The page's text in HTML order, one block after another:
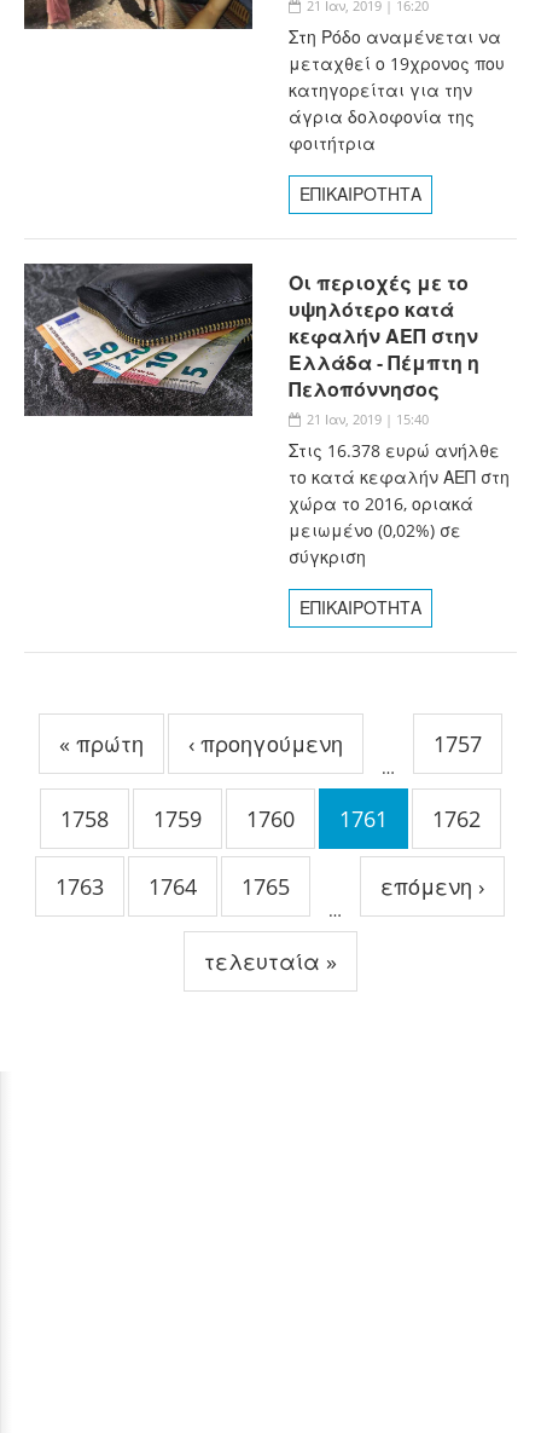
21 Ιαν, 2019 | 16:20
Στη Ρόδο αναμένεται να
μεταχθεί ο 19χρονος που
κατηγορείται για την
άγρια δολοφονία της
φοιτήτρια
ΕΠΙΚΑΙΡΟΤΗΤΑ
Οι περιοχές με το
υψηλότερο κατά
κεφαλήν ΑΕΠ στην
Ελλάδα - Πέμπτη η
Πελοπόννησος
21 Ιαν, 2019 | 15:40
Στις 16.378 ευρώ ανήλθε
το κατά κεφαλήν ΑΕΠ στη
χώρα το 2016, οριακά
μειωμένο (0,02%) σε
σύγκριση
ΕΠΙΚΑΙΡΟΤΗΤΑ
« πρώτη ‹ προηγούμενη
…
1757
1758 1759 1760 1761 1762
1763 1764 1765
…
επόμενη ›
τελευταία »